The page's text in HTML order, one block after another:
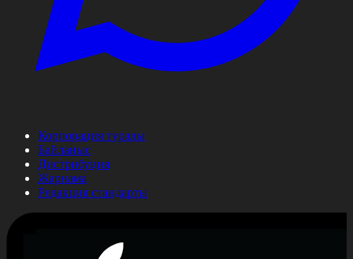
Корпорация туралы
Байланыс
Дистрибуция
Жарнама
Редакция стандарты